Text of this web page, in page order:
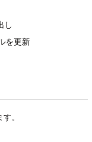
し
を更新
。